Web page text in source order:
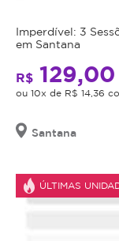
Imperdível: 3
em Santana
R$ 129,00
ou 10x de R$ 14,36
Santana
ÚLTIMAS